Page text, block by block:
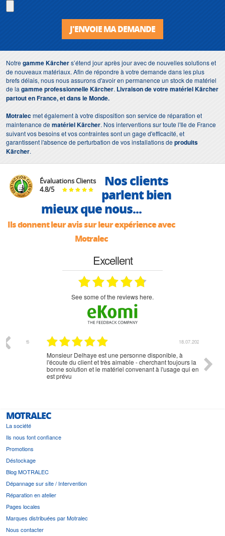
J'ENVOIE MA DEMANDE
Notregamme Kärchers’étend jour après jour avec de nouvelles solutions et
de nouveaux matériaux. Afin de répondre à votre demande dans les plus
brefs délais, nous nous assurons d'avoir en permanence un stock de matériel
de la gamme professionnelle Kärcher. Livraison de votre matériel Kärcher
partout en France, et dans le Monde.
Motralecmet également à votre disposition son service de réparation et
maintenance dematériel Kärcher. Nos interventions sur toute l'Ile de France
suivant vos besoins et vos contraintes sont un gage d'efficacité, et
garantissent l'absence de perturbation de vos installations deproduits
Kärcher.
Évaluations Clients
4.8/5
Nos clients
parlent bien
mieux que nous...
Ils donnent leur avis sur leur expérience avec
Motralec
Excellent
see some of the reviews here.
18.07.2026
Monsieur Delhaye est une personne disponible, à
l'écoute du client et très aimable - cherchant toujours la
bonne solution et le matériel convenant à l'usage qui en
est prévu
MOTRALEC
La société
Ils nous font confiance
Promotions
Déstockage
Blog MOTRALEC
Dépannage sur site / Intervention
Réparation en atelier
Pages locales
Marques distribuées par Motralec
Nous contacter